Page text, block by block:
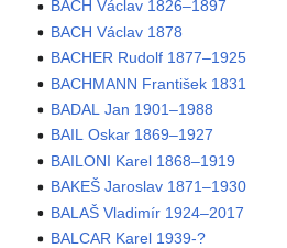
BACH Václav 1826–1897
BACH Václav 1878
BACHER Rudolf 1877–1925
BACHMANN František 1831
BADAL Jan 1901–1988
BAIL Oskar 1869–1927
BAILONI Karel 1868–1919
BAKEŠ Jaroslav 1871–1930
BALAŠ Vladimír 1924–2017
BALCAR Karel 1939-?